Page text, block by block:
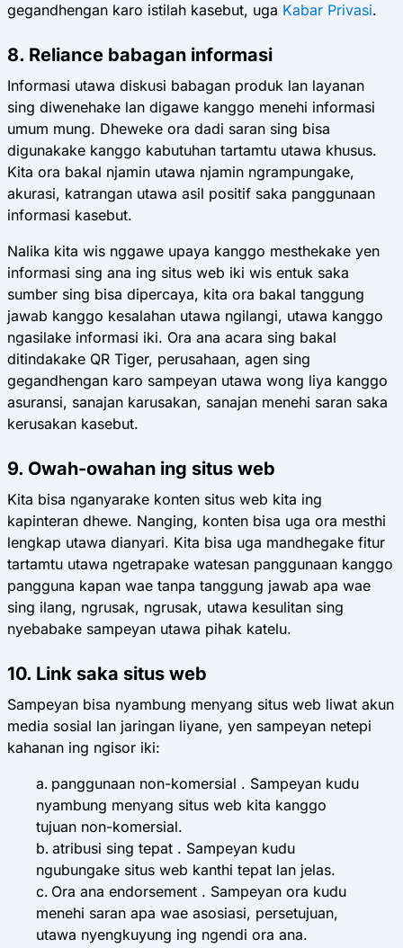
gegandhengan karo istilah kasebut, uga Kabar Privasi.
8. Reliance babagan informasi
Informasi utawa diskusi babagan produk lan layanan
sing diwenehake lan digawe kanggo menehi informasi
umum mung. Dheweke ora dadi saran sing bisa
digunakake kanggo kabutuhan tartamtu utawa khusus.
Kita ora bakal njamin utawa njamin ngrampungake,
akurasi, katrangan utawa asil positif saka panggunaan
informasi kasebut.
Nalika kita wis nggawe upaya kanggo mesthekake yen
informasi sing ana ing situs web iki wis entuk saka
sumber sing bisa dipercaya, kita ora bakal tanggung
jawab kanggo kesalahan utawa ngilangi, utawa kanggo
ngasilake informasi iki. Ora ana acara sing bakal
ditindakake QR Tiger, perusahaan, agen sing
gegandhengan karo sampeyan utawa wong liya kanggo
asuransi, sanajan karusakan, sanajan menehi saran saka
kerusakan kasebut.
9. Owah-owahan ing situs web
Kita bisa nganyarake konten situs web kita ing
kapinteran dhewe. Nanging, konten bisa uga ora mesthi
lengkap utawa dianyari. Kita bisa uga mandhegake fitur
tartamtu utawa ngetrapake watesan panggunaan kanggo
pangguna kapan wae tanpa tanggung jawab apa wae
sing ilang, ngrusak, ngrusak, utawa kesulitan sing
nyebabake sampeyan utawa pihak katelu.
10. Link saka situs web
Sampeyan bisa nyambung menyang situs web liwat akun
media sosial lan jaringan liyane, yen sampeyan netepi
kahanan ing ngisor iki:
panggunaan non-komersial . Sampeyan kudu
nyambung menyang situs web kita kanggo
tujuan non-komersial.
atribusi sing tepat . Sampeyan kudu
ngubungake situs web kanthi tepat lan jelas.
Ora ana endorsement . Sampeyan ora kudu
menehi saran apa wae asosiasi, persetujuan,
utawa nyengkuyung ing ngendi ora ana.